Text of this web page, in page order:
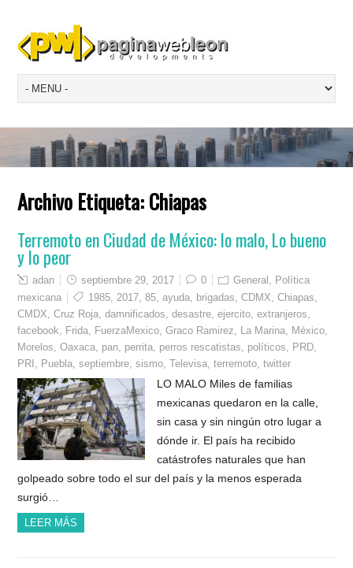
Archivo Etiqueta:Chiapas
Terremoto en Ciudad de México: lo malo, Lo bueno
y lo peor
adan septiembre 29, 2017 0 General
Política
mexicana
1985 2017 ,85 ,ayuda brigadas ,CDMX ,Chiapas
CMDX ,Cruz Roja ,damnificados ,desastre ,ejercito ,extranjeros
facebook
Frida FuerzaMexico ,Graco Ramirez La Marina México
Morelos ,Oaxaca pan perrita perros rescatistas políticos PRD
PRI
Puebla ,septiembre ,sismo ,Televisa ,terremoto ,twitter
LO MALO Miles de familias
mexicanas quedaron en la calle,
sin casa y sin ningún otro lugar a
dónde ir. El país ha recibido
catástrofes naturales que han
golpeado sobre todo el sur del país y la menos esperada
surgió…
LEER MÁS